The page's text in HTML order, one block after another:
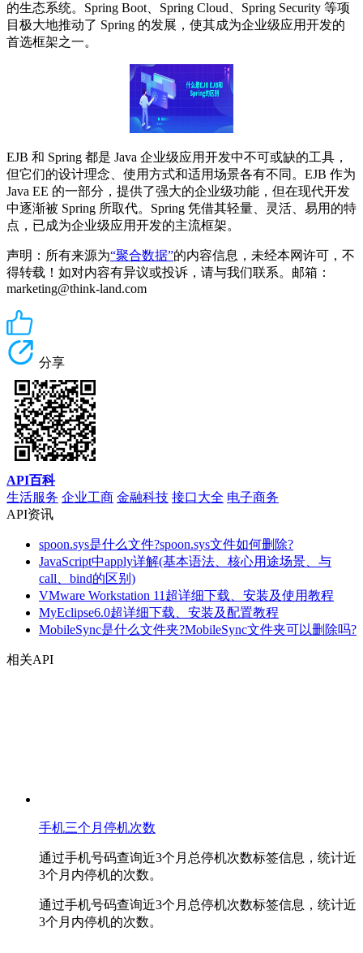
的生态系统。Spring Boot、Spring Cloud、Spring Security 等项
目极大地推动了 Spring 的发展，使其成为企业级应用开发的
首选框架之一。
EJB 和 Spring 都是 Java 企业级应用开发中不可或缺的工具，
但它们的设计理念、使用方式和适用场景各有不同。EJB 作为
Java EE 的一部分，提供了强大的企业级功能，但在现代开发
中逐渐被 Spring 所取代。Spring 凭借其轻量、灵活、易用的特
点，已成为企业级应用开发的主流框架。
声明：所有来源为“聚合数据”的内容信息，未经本网许可，不
得转载！如对内容有异议或投诉，请与我们联系。邮箱：
marketing@think-land.com
分享
API百科
生活服务 企业工商 金融科技 接口大全 电子商务
API资讯
spoon.sys是什么文件?spoon.sys文件如何删除?
JavaScript中apply详解(基本语法、核心用途场景、与
call、bind的区别)
VMware Workstation 11超详细下载、安装及使用教程
MyEclipse6.0超详细下载、安装及配置教程
MobileSync是什么文件夹?MobileSync文件夹可以删除吗?
相关API
手机三个月停机次数
通过手机号码查询近3个月总停机次数标签信息，统计近
3个月内停机的次数。
通过手机号码查询近3个月总停机次数标签信息，统计近
3个月内停机的次数。